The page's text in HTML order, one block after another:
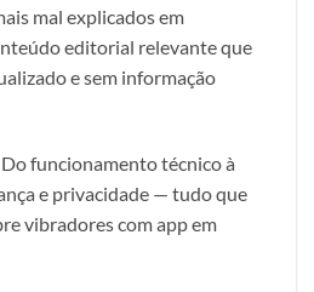
mal explicados em
editorial relevante que
e sem informação
funcionamento técnico à
e privacidade — tudo que
vibradores com app em